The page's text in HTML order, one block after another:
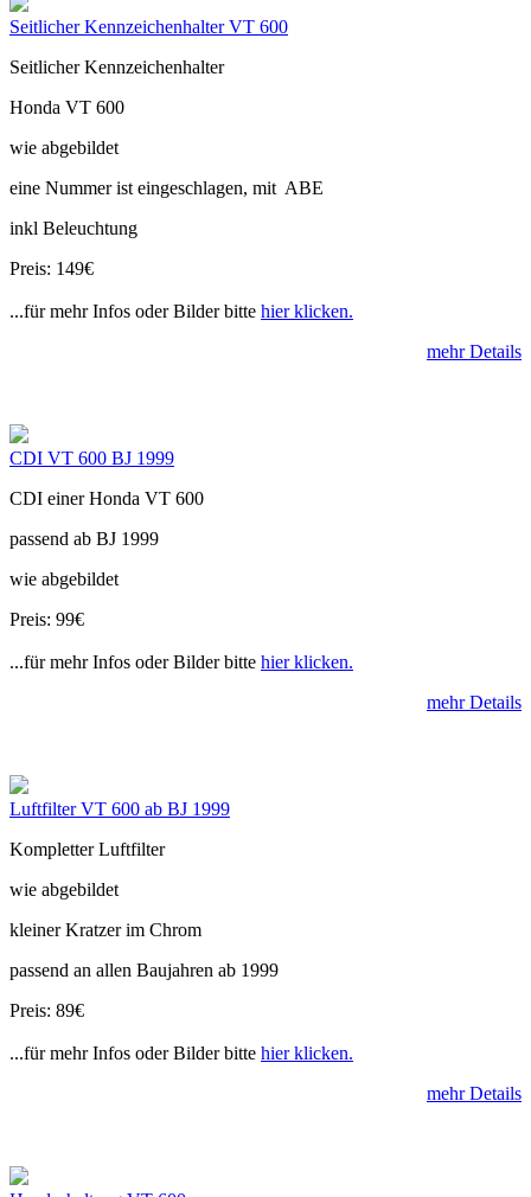
Seitlicher Kennzeichenhalter VT 600
Seitlicher Kennzeichenhalter
Honda VT 600
wie abgebildet
eine Nummer ist eingeschlagen, mit ABE
inkl Beleuchtung
Preis: 149€
...für mehr Infos oder Bilder bitte hier klicken.
mehr Details
CDI VT 600 BJ 1999
CDI einer Honda VT 600
passend ab BJ 1999
wie abgebildet
Preis: 99€
...für mehr Infos oder Bilder bitte hier klicken.
mehr Details
Luftfilter VT 600 ab BJ 1999
Kompletter Luftfilter
wie abgebildet
kleiner Kratzer im Chrom
passend an allen Baujahren ab 1999
Preis: 89€
...für mehr Infos oder Bilder bitte hier klicken.
mehr Details